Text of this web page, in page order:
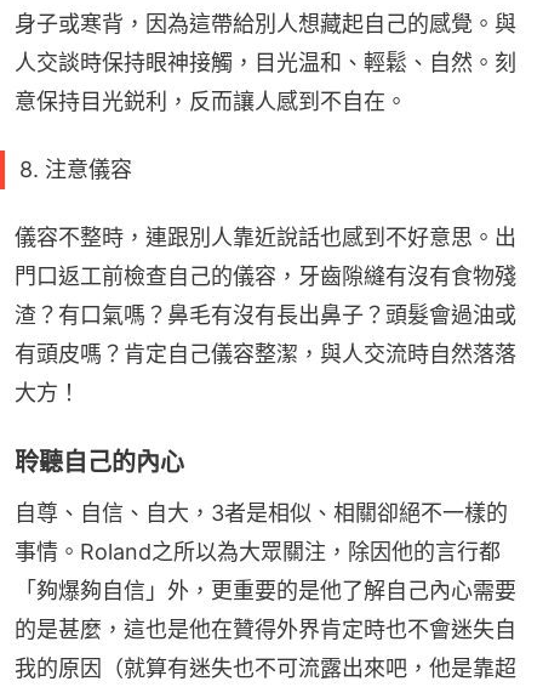
身子或寒背，因為這帶給別人想藏起自己的感覺。與
人交談時保持眼神接觸，目光温和、輕鬆、自然。刻
意保持目光鋭利，反而讓人感到不自在。
8. 注意儀容
儀容不整時，連跟別人靠近說話也感到不好意思。出
門口返工前檢查自己的儀容，牙齒隙縫有沒有食物殘
渣？有口氣嗎？鼻毛有沒有長出鼻子？頭髮會過油或
有頭皮嗎？肯定自己儀容整潔，與人交流時自然落落
大方！
聆聽自己的內心
自尊、自信、自大，3者是相似、相關卻絕不一樣的
事情。Roland之所以為大眾關注，除因他的言行都
「夠爆夠自信」外，更重要的是他了解自己內心需要
的是甚麼，這也是他在贊得外界肯定時也不會迷失自
我的原因（就算有迷失也不可流露出來吧，他是靠超